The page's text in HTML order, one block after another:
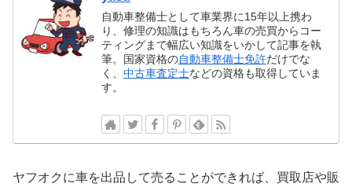
自動車整備士として車業界に15年以上携わ
り、修理の知識はもちろん車の売買からコー
ティングまで幅広い知識をいかして記事を執
筆。国家資格の自動車整備士免許だけでな
く、中古車査定士などの資格も取得していま
す。
ヤフオクに車を出品して売ることができれば、買取店や販